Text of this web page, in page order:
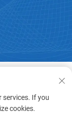
services. If you
cookies.